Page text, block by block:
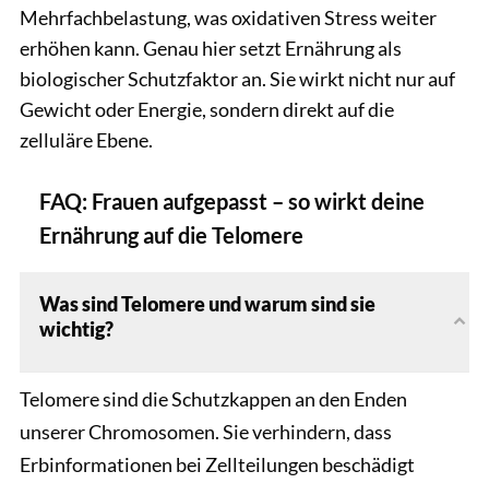
Mehrfachbelastung, was oxidativen Stress weiter
erhöhen kann. Genau hier setzt Ernährung als
biologischer Schutzfaktor an. Sie wirkt nicht nur auf
Gewicht oder Energie, sondern direkt auf die
zelluläre Ebene.
FAQ: Frauen aufgepasst – so wirkt deine
Ernährung auf die Telomere
Was sind Telomere und warum sind sie
wichtig?
Telomere sind die Schutzkappen an den Enden
unserer Chromosomen. Sie verhindern, dass
Erbinformationen bei Zellteilungen beschädigt